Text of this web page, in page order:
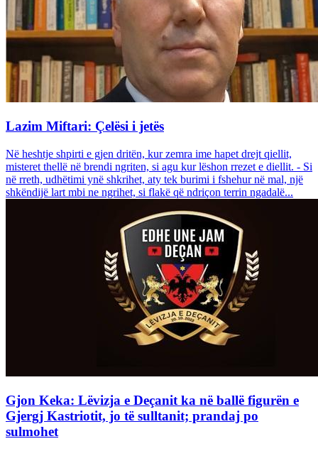
Lazim Miftari: Çelësi i jetës
Në heshtje shpirti e gjen dritën, kur zemra ime hapet drejt qiellit,
misteret thellë në brendi ngriten, si agu kur lëshon rrezet e diellit. - Si
në rreth, udhëtimi ynë shkrihet, aty tek burimi i fshehur në mal, një
shkëndijë lart mbi ne ngrihet, si flakë që ndriçon terrin ngadalë...
Gjon Keka: Lëvizja e Deçanit ka në ballë figurën e
Gjergj Kastriotit, jo të sulltanit; prandaj po
sulmohet